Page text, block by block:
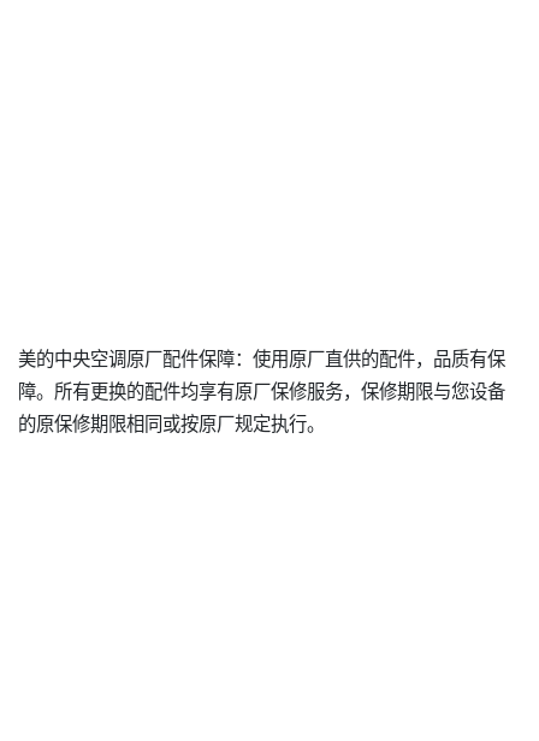
美的中央空调原厂配件保障：使用原厂直供的配件，品质有保
障。所有更换的配件均享有原厂保修服务，保修期限与您设备
的原保修期限相同或按原厂规定执行。